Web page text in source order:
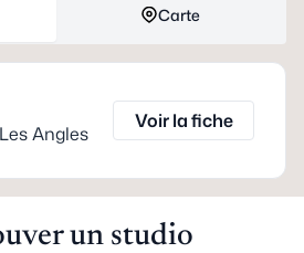
Carte
Les Angles
Voir la fiche
un studio